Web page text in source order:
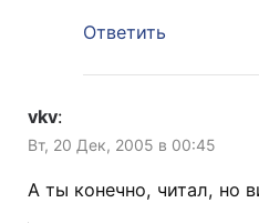
Ответить
vkv:
Вт, 20 Дек, 2005 в 00:45
А ты конечно, читал, но